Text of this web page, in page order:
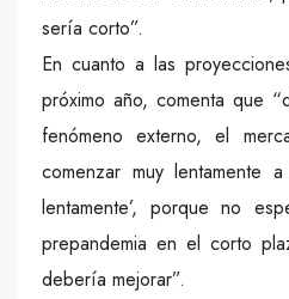
sería corto”.
En cuanto a las
próximo año, comenta que
fenómeno externo, el
comenzar muy lentamente
lentamente’, porque no
prepandemia en el corto
debería mejorar”.